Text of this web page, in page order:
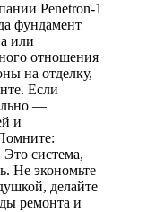
Penetron-1
фундамент
или
отношения
на отделку,
Если
—
и
система,
Не экономьте
делайте
ремонта и